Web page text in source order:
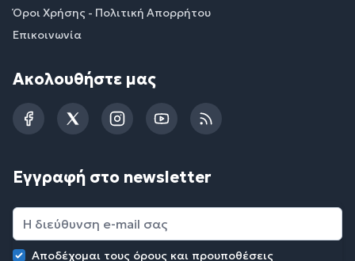
Όροι Χρήσης - Πολιτική Απορρήτου
Επικοινωνία
Ακολουθήστε μας
FacebookTwitterInstagramYouTubeRSS
Εγγραφή στο newsletter
Αποδέχομαι τους όρους και προυποθέσεις